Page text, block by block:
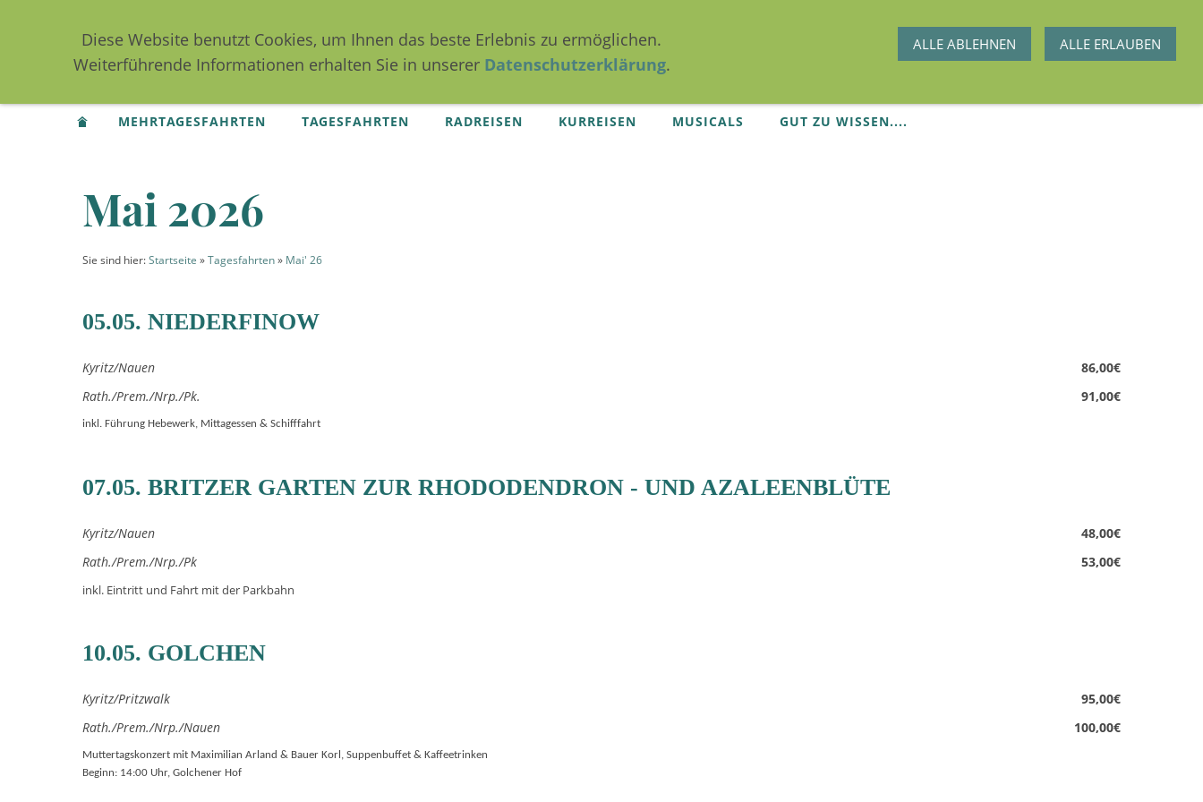
MEHRTAGESFAHRTEN TAGESFAHRTEN RADREISEN KURREISEN MUSICALS GUT ZU WISSEN....
Mai 2026
Sie sind hier:Startseite »Tagesfahrten» Mai' 26
05.05. NIEDERFINOW
Kyritz/Nauen
86,00€
Rath./Prem./Nrp./Pk.
91,00€
inkl. Führung Hebewerk, Mittagessen & Schifffahrt
07.05. BRITZER GARTEN ZUR RHODODENDRON - UND AZALEENBLÜTE
Kyritz/Nauen
48,00€
Rath./Prem./Nrp./Pk
53,00€
inkl. Eintritt und Fahrt mit der Parkbahn
10.05. GOLCHEN
Kyritz/Pritzwalk
95,00€
Rath./Prem./Nrp./Nauen
100,00€
Muttertagskonzert mit Maximilian Arland & Bauer Korl, Suppenbuffet & Kaffeetrinken
Beginn: 14:00 Uhr, Golchener Hof
Diese Website benutzt Cookies, um Ihnen das beste Erlebnis zu ermöglichen.
Weiterführende Informationen erhalten Sie in unserer Datenschutzerklärung.
ALLE ERLAUBEN
ALLE ABLEHNEN